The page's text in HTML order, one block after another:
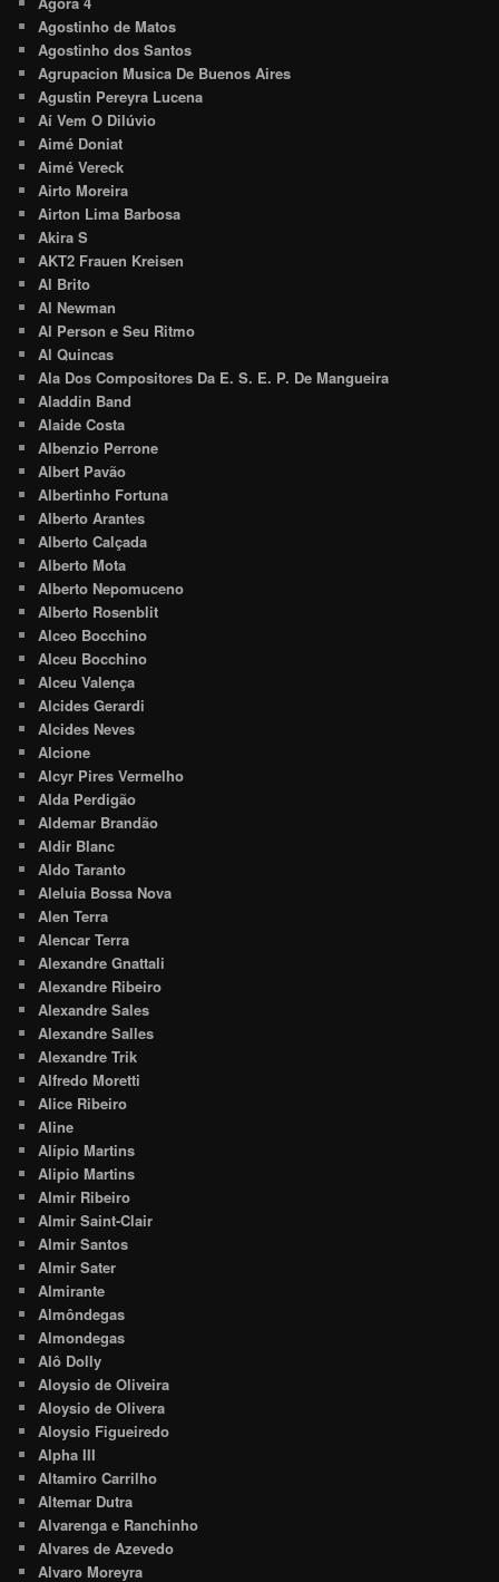
Agostinho de Matos
Agostinho dos Santos
Agrupacion Musica De Buenos Aires
Agustin Pereyra Lucena
Aí Vem O Dilúvio
Aimé Doniat
Aimé Vereck
Airto Moreira
Airton Lima Barbosa
Akira S
AKT2 Frauen Kreisen
Al Brito
Al Newman
Al Person e Seu Ritmo
Al Quincas
Ala Dos Compositores Da E. S. E. P. De Mangueira
Aladdin Band
Alaide Costa
Albenzio Perrone
Albert Pavão
Albertinho Fortuna
Alberto Arantes
Alberto Calçada
Alberto Mota
Alberto Nepomuceno
Alberto Rosenblit
Alceo Bocchino
Alceu Bocchino
Alceu Valença
Alcides Gerardi
Alcides Neves
Alcione
Alcyr Pires Vermelho
Alda Perdigão
Aldemar Brandão
Aldir Blanc
Aldo Taranto
Aleluia Bossa Nova
Alen Terra
Alencar Terra
Alexandre Gnattali
Alexandre Ribeiro
Alexandre Sales
Alexandre Salles
Alexandre Trik
Alfredo Moretti
Alice Ribeiro
Aline
Alípio Martins
Alipio Martins
Almir Ribeiro
Almir Saint-Clair
Almir Santos
Almir Sater
Almirante
Almôndegas
Almondegas
Alô Dolly
Aloysio de Oliveira
Aloysio de Olivera
Aloysio Figueiredo
Alpha III
Altamiro Carrilho
Altemar Dutra
Alvarenga e Ranchinho
Alvares de Azevedo
Alvaro Moreyra